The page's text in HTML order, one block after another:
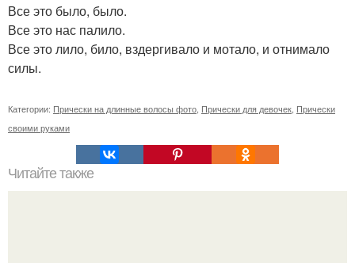
Все это было, было.
Все это нас палило.
Все это лило, било, вздергивало и мотало, и отнимало
силы.
Категории: Прически на длинные волосы фото Прически для девочек Прически
своими руками
Читайте также